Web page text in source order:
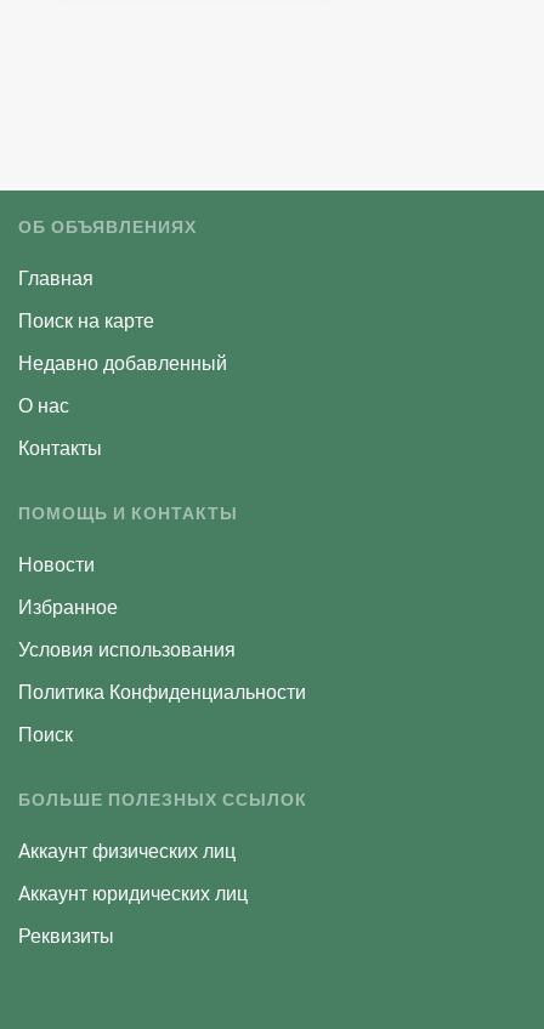
ОБ ОБЪЯВЛЕНИЯХ
Главная
Поиск на карте
Недавно добавленный
О нас
Контакты
ПОМОЩЬ И КОНТАКТЫ
Новости
Избранное
Условия использования
Политика Конфиденциальности
Поиск
БОЛЬШЕ ПОЛЕЗНЫХ ССЫЛОК
Aккаунт физических лиц
Aккаунт юридических лиц
Реквизиты